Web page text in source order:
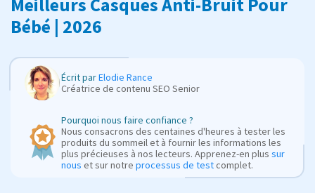
Bébé | 2026
Écrit parElodie Rance
Créatrice de contenu SEO Senior
Pourquoi nous faire confiance ?
Nous consacrons des centaines d'heures à tester les
produits du sommeil et à fournir les informations les
plus précieuses à nos lecteurs. Apprenez-en plus sur
nous et sur notre processus de testcomplet.